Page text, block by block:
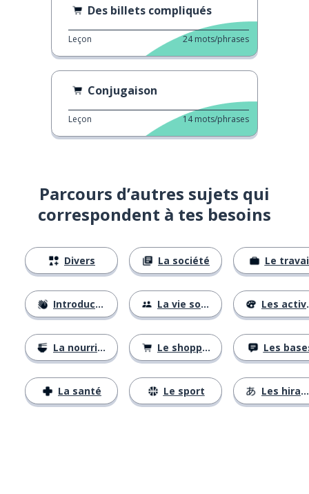
Des billets compliqués
Leçon 24 mots/phrases
Conjugaison
Leçon 14 mots/phrases
Parcours d’autres sujets qui
correspondent à tes besoins
Divers
Introductions
La nourriture
La santé
La société
La vie sociale
Le shopping
Le sport
Le
Les activités
Les
Les hiraganas